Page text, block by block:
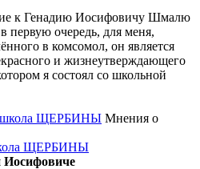
к Генадию Иосифовичу Шмалю
первую очередь, для меня,
в комсомол, он является
и жизнеутверждающего
я состоял со школьной
Мнения о
ЩЕРБИНЫ